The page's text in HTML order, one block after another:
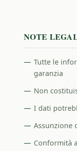
NOTE
Tutte le
garanzia
Non
I dati
Assunzione
Conformità